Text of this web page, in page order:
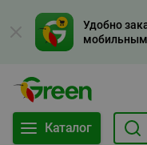
Удобно
Каталог